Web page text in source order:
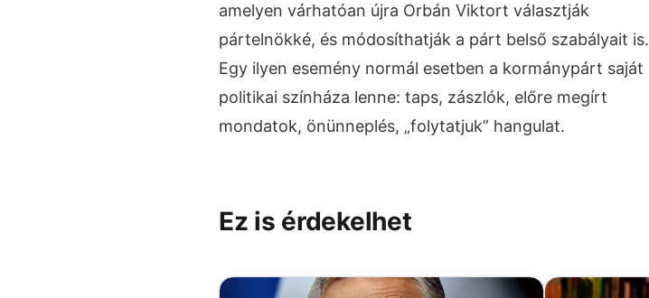
amelyen várhatóan újra Orbán Viktort választják
pártelnökké, és módosíthatják a párt belső szabályait is.
Egy ilyen esemény normál esetben a kormánypárt saját
politikai színháza lenne: taps, zászlók, előre megírt
mondatok, önünneplés, „folytatjuk” hangulat.
Ez is érdekelhet